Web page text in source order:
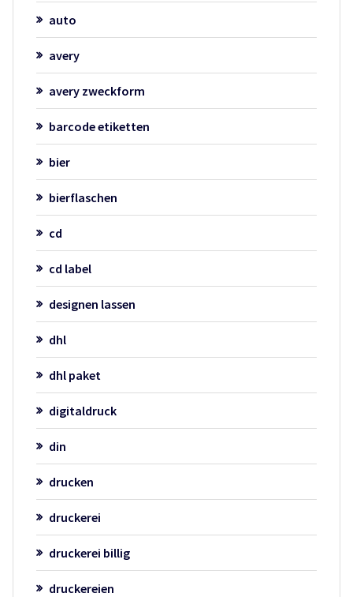
auto
avery
avery zweckform
barcode etiketten
bier
bierflaschen
cd
cd label
designen lassen
dhl
dhl paket
digitaldruck
din
drucken
druckerei
druckerei billig
druckereien